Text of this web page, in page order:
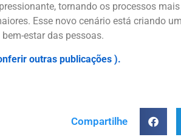
tornando os processos
Esse novo cenário está criando
estar das pessoas.
outras publicações ).
Compartilhe